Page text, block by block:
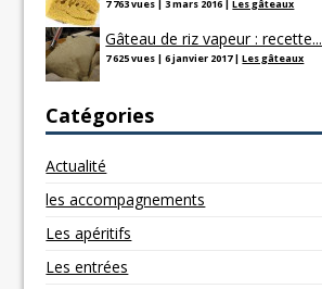
7 763 vues |3 mars 2016 |Les gâteaux
Gâteau de riz vapeur : recette...
7 625 vues |6 janvier 2017|Les gâteaux
Catégories
Actualité
les accompagnements
Les apéritifs
Les entrées